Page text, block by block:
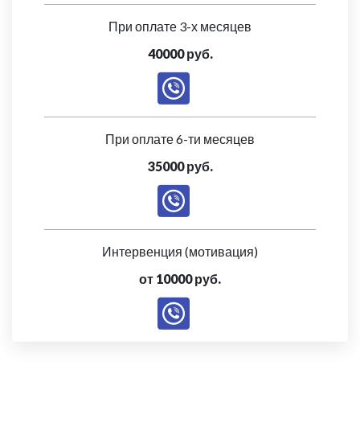
При оплате 3-х месяцев
40000 руб.
При оплате 6-ти месяцев
35000 руб.
Интервенция (мотивация)
от 10000 руб.